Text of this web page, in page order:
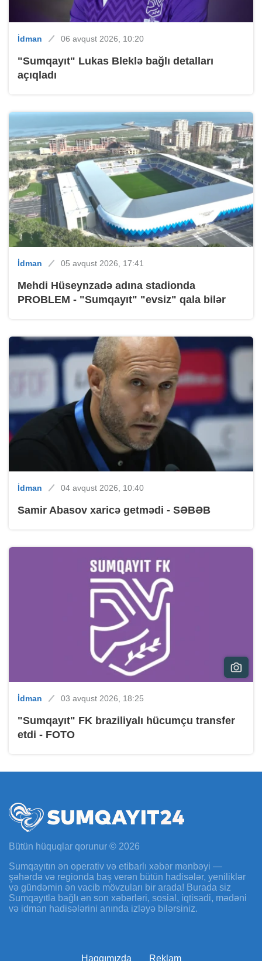
İdman 06 avqust 2026, 10:20
"Sumqayıt" Lukas Bleklə bağlı detalları
açıqladı
İdman 05 avqust 2026, 17:41
Mehdi Hüseynzadə adına stadionda
PROBLEM - "Sumqayıt" "evsiz" qala bilər
İdman 04 avqust 2026, 10:40
Samir Abasov xaricə getmədi - SƏBƏB
İdman 03 avqust 2026, 18:25
"Sumqayıt" FK braziliyalı hücumçu transfer
etdi - FOTO
Bütün hüquqlar qorunur © 2026
Sumqayıtın ən operativ və etibarlı xəbər mənbəyi —
şəhərdə və regionda baş verən bütün hadisələr, yeniliklər
və gündəmin ən vacib mövzuları bir arada! Burada siz
Sumqayıtla bağlı ən son xəbərləri, sosial, iqtisadi, mədəni
və idman hadisələrini anında izləyə bilərsiniz.
Haqqımızda Reklam